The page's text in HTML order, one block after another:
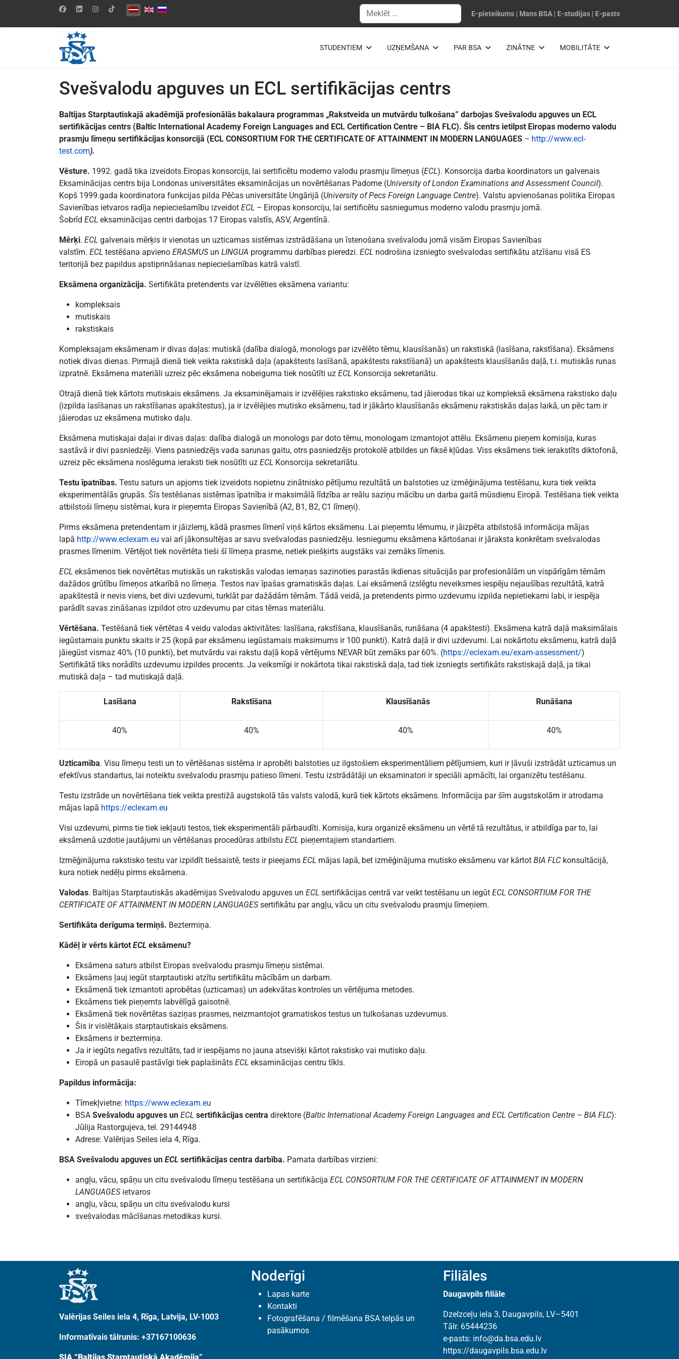
Izvēlieties valodu Meklēšanas forma
E-pieteikums | Mans BSA | E-studijas | E-pasts
STUDENTIEM UZŅEMŠANA PAR BSA ZINĀTNE MOBILITĀTE
Svešvalodu apguves un ECL sertifikācijas centrs
Baltijas Starptautiskajā akadēmijā profesionālās bakalaura programmas „Rakstveida un mutvārdu tulkošana” darbojas Svešvalodu apguves un ECL
sertifikācijas centrs (Baltic International Academy Foreign Languages and ECL Certification Centre – BIA FLC). Šis centrs ietilpst Eiropas moderno valodu
prasmju līmeņu sertifikācijas konsorcijā (ECL CONSORTIUM FOR THE CERTIFICATE OF ATTAINMENT IN MODERN LANGUAGES – http://www.ecl-
test.com).
Vēsture. 1992. gadā tika izveidots Eiropas konsorcijs, lai sertificētu moderno valodu prasmju līmeņus (ECL). Konsorcija darba koordinators un galvenais
Eksaminācijas centrs bija Londonas universitātes eksaminācijas un novērtēšanas Padome (University of London Examinations and Assessment Council).
Kopš 1999.gada koordinatora funkcijas pilda Pēčas universitāte Ungārijā (University of Pecs Foreign Language Centre). Valstu apvienošanas politika Eiropas
Savienības ietvaros radīja nepieciešamību izveidot ECL – Eiropas konsorciju, lai sertificētu sasniegumus moderno valodu prasmju jomā.
Šobrīd ECL eksaminācijas centri darbojas 17 Eiropas valstīs, ASV, Argentīnā.
Mērķi. ECL galvenais mērķis ir vienotas un uzticamas sistēmas izstrādāšana un īstenošana svešvalodu jomā visām Eiropas Savienības
valstīm. ECL testēšana apvieno ERASMUS un LINGUA programmu darbības pieredzi. ECL nodrošina izsniegto svešvalodas sertifikātu atzīšanu visā ES
teritorijā bez papildus apstiprināšanas nepieciešamības katrā valstī.
Eksāmena organizācija. Sertifikāta pretendents var izvēlēties eksāmena variantu:
kompleksais
mutiskais
rakstiskais
Kompleksajam eksāmenam ir divas daļas: mutiskā (dalība dialogā, monologs par izvēlēto tēmu, klausīšanās) un rakstiskā (lasīšana, rakstīšana). Eksāmens
notiek divas dienas. Pirmajā dienā tiek veikta rakstiskā daļa (apakštests lasīšanā, apakštests rakstīšanā) un apakštests klausīšanās daļā, t.i. mutiskās runas
izpratnē. Eksāmena materiāli uzreiz pēc eksāmena nobeiguma tiek nosūtīti uz ECL Konsorcija sekretariātu.
Otrajā dienā tiek kārtots mutiskais eksāmens. Ja eksaminējamais ir izvēlējies rakstisko eksāmenu, tad jāierodas tikai uz kompleksā eksāmena rakstisko daļu
(izpilda lasīšanas un rakstīšanas apakštestus), ja ir izvēlējies mutisko eksāmenu, tad ir jākārto klausīšanās eksāmenu rakstiskās daļas laikā, un pēc tam ir
jāierodas uz eksāmena mutisko daļu.
Eksāmena mutiskajai daļai ir divas daļas: dalība dialogā un monologs par doto tēmu, monologam izmantojot attēlu. Eksāmenu pieņem komisija, kuras
sastāvā ir divi pasniedzēji. Viens pasniedzējs vada sarunas gaitu, otrs pasniedzējs protokolē atbildes un fiksē kļūdas. Viss eksāmens tiek ierakstīts diktofonā,
uzreiz pēc eksāmena noslēguma ieraksti tiek nosūtīti uz ECL Konsorcija sekretariātu.
Testu īpatnības. Testu saturs un apjoms tiek izveidots nopietnu zinātnisko pētījumu rezultātā un balstoties uz izmēģinājuma testēšanu, kura tiek veikta
eksperimentālās grupās. Šīs testēšanas sistēmas īpatnība ir maksimālā līdzība ar reālu saziņu mācību un darba gaitā mūsdienu Eiropā. Testēšana tiek veikta
atbilstoši līmeņu sistēmai, kura ir pieņemta Eiropas Savienībā (A2, B1, B2, C1 līmeņi).
Pirms eksāmena pretendentam ir jāizlemj, kādā prasmes līmenī viņš kārtos eksāmenu. Lai pieņemtu lēmumu, ir jāizpēta atbilstošā informācija mājas
lapā http://www.eclexam.eu vai arī jākonsultējas ar savu svešvalodas pasniedzēju. Iesniegumu eksāmena kārtošanai ir jāraksta konkrētam svešvalodas
prasmes līmenim. Vērtējot tiek novērtēta tieši šī līmeņa prasme, netiek piešķirts augstāks vai zemāks līmenis.
ECL eksāmenos tiek novērtētas mutiskās un rakstiskās valodas iemaņas sazinoties parastās ikdienas situācijās par profesionālām un vispārīgām tēmām
dažādos grūtību līmeņos atkarībā no līmeņa. Testos nav īpašas gramatiskās daļas. Lai eksāmenā izslēgtu neveiksmes iespēju nejaušības rezultātā, katrā
apakštestā ir nevis viens, bet divi uzdevumi, turklāt par dažādām tēmām. Tādā veidā, ja pretendents pirmo uzdevumu izpilda nepietiekami labi, ir iespēja
parādīt savas zināšanas izpildot otro uzdevumu par citas tēmas materiālu.
Vērtēšana. Testēšanā tiek vērtētas 4 veidu valodas aktivitātes: lasīšana, rakstīšana, klausīšanās, runāšana (4 apakštesti). Eksāmena katrā daļā maksimālais
iegūstamais punktu skaits ir 25 (kopā par eksāmenu iegūstamais maksimums ir 100 punkti). Katrā daļā ir divi uzdevumi. Lai nokārtotu eksāmenu, katrā daļā
jāiegūst vismaz 40% (10 punkti), bet mutvārdu vai rakstu daļā kopā vērtējums NEVAR būt zemāks par 60%. (https://eclexam.eu/exam-assessment/)
Sertifikātā tiks norādīts uzdevumu izpildes procents. Ja veiksmīgi ir nokārtota tikai rakstiskā daļa, tad tiek izsniegts sertifikāts rakstiskajā daļā, ja tikai
mutiskā daļa – tad mutiskajā daļā.
Lasīšana Rakstīšana Klausīšanās Runāšana
40% 40% 40% 40%
Uzticamība. Visu līmeņu testi un to vērtēšanas sistēma ir aprobēti balstoties uz ilgstošiem eksperimentāliem pētījumiem, kuri ir ļāvuši izstrādāt uzticamus un
efektīvus standartus, lai noteiktu svešvalodu prasmju patieso līmeni. Testu izstrādātāji un eksaminatori ir speciāli apmācīti, lai organizētu testēšanu.
Testu izstrāde un novērtēšana tiek veikta prestižā augstskolā tās valsts valodā, kurā tiek kārtots eksāmens. Informācija par šīm augstskolām ir atrodama
mājas lapā https://eclexam.eu
Visi uzdevumi, pirms tie tiek iekļauti testos, tiek eksperimentāli pārbaudīti. Komisija, kura organizē eksāmenu un vērtē tā rezultātus, ir atbildīga par to, lai
eksāmenā uzdotie jautājumi un vērtēšanas procedūras atbilstu ECL pieņemtajiem standartiem.
Izmēģinājuma rakstisko testu var izpildīt tiešsaistē, tests ir pieejams ECL mājas lapā, bet izmēģinājuma mutisko eksāmenu var kārtot BIA FLC konsultācijā,
kura notiek nedēļu pirms eksāmena.
Valodas. Baltijas Starptautiskās akadēmijas Svešvalodu apguves un ECL sertifikācijas centrā var veikt testēšanu un iegūt ECL CONSORTIUM FOR THE
CERTIFICATE OF ATTAINMENT IN MODERN LANGUAGESsertifikātu par angļu, vācu un citu svešvalodu prasmju līmeņiem.
Sertifikāta derīguma termiņš. Beztermiņa.
Kādēļ ir vērts kārtot ECL eksāmenu?
Eksāmena saturs atbilst Eiropas svešvalodu prasmju līmeņu sistēmai.
Eksāmens ļauj iegūt starptautiski atzītu sertifikātu mācībām un darbam.
Eksāmenā tiek izmantoti aprobētas (uzticamas) un adekvātas kontroles un vērtējuma metodes.
Eksāmens tiek pieņemts labvēlīgā gaisotnē.
Eksāmenā tiek novērtētas saziņas prasmes, neizmantojot gramatiskos testus un tulkošanas uzdevumus.
Šis ir vislētākais starptautiskais eksāmens.
Eksāmens ir beztermiņa.
Ja ir iegūts negatīvs rezultāts, tad ir iespējams no jauna atsevišķi kārtot rakstisko vai mutisko daļu.
Eiropā un pasaulē pastāvīgi tiek paplašināts ECL eksaminācijas centru tīkls.
Papildus informācija:
Tīmekļvietne: https://www.eclexam.eu
BSA Svešvalodu apguves un ECL sertifikācijas centra direktore (Baltic International Academy Foreign Languages and ECL Certification Centre – BIA FLC):
Jūlija Rastorgujeva, tel. 29144948
Adrese: Valērijas Seiles iela 4, Rīga.
BSA Svešvalodu apguves un ECL sertifikācijas centra darbība. Pamata darbības virzieni:
angļu, vācu, spāņu un citu svešvalodu līmeņu testēšana un sertifikācija ECL CONSORTIUM FOR THE CERTIFICATE OF ATTAINMENT IN MODERN
LANGUAGES ietvaros
angļu, vācu, spāņu un citu svešvalodu kursi
svešvalodas mācīšanas metodikas kursi.
Valērijas Seiles iela 4, Rīga, Latvija, LV-1003
Informatīvais tālrunis: +37167100636
Noderīgi
Lapas karte
Kontakti
Fotografēšana / filmēšana BSA telpās un
pasākumos
Filiāles
Daugavpils filiāle
Dzelzceļu iela 3, Daugavpils, LV–5401
Tālr. 65444236
e-pasts: info@da.bsa.edu.lv
https://daugavpils.bsa.edu.lv